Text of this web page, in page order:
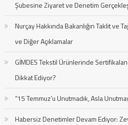
Şubesine Ziyaret ve Denetim
Nurçay Hakkında Bakanlığın Taklit ve
ve Diğer Açıklamalar
GİMDES Tekstil Ürünlerinde
Dikkat Ediyor?
“15 Temmuz’u Unutmadık, Asla
Habersiz Denetimler Devam Ediyor: